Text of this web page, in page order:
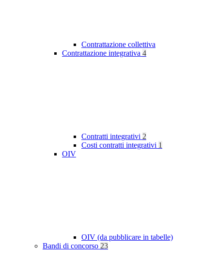
Contrattazione collettiva
Contrattazione integrativa 4
Contratti integrativi 2
Costi contratti integrativi 1
OIV
OIV (da pubblicare in tabelle)
Bandi di concorso 23